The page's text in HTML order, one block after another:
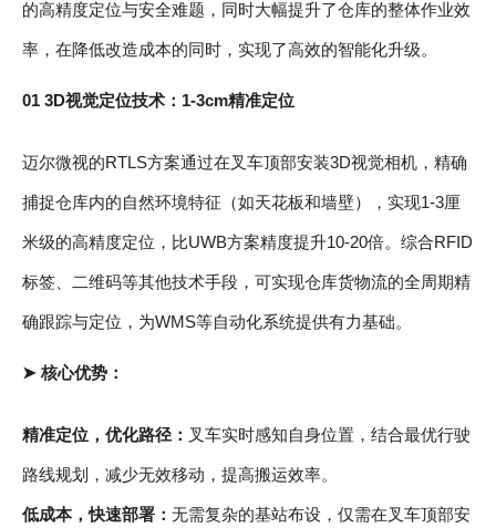
的高精度定位与安全难题，同时大幅提升了仓库的整体作业效
率，在降低改造成本的同时，实现了高效的智能化升级。
01 3D视觉定位技术：1-3cm精准定位
迈尔微视的RTLS方案通过在叉车顶部安装3D视觉相机，精确
捕捉仓库内的自然环境特征（如天花板和墙壁），实现1-3厘
米级的高精度定位，比UWB方案精度提升10-20倍。综合RFID
标签、二维码等其他技术手段，可实现仓库货物流的全周期精
确跟踪与定位，为WMS等自动化系统提供有力基础。
➤ 核心优势：
精准定位，优化路径： 叉车实时感知自身位置，结合最优行驶
路线规划，减少无效移动，提高搬运效率。
低成本，快速部署： 无需复杂的基站布设，仅需在叉车顶部安